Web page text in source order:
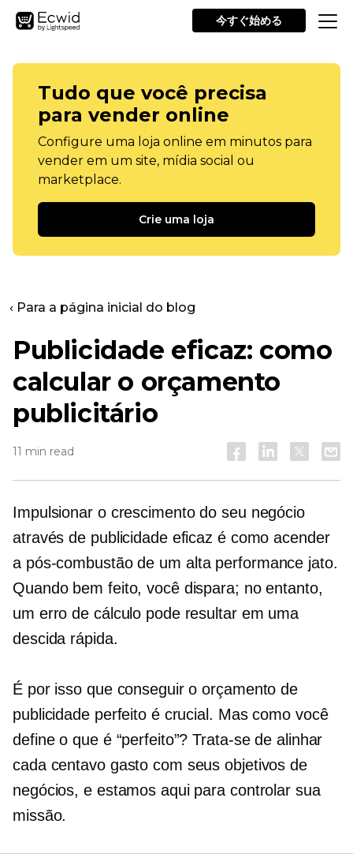
今すぐ始める
Tudo que você precisa
para vender online
Configure uma loja online em minutos para
vender em um site, mídia social ou
marketplace.
Crie uma loja
‹ Para a página inicial do blog
Publicidade eficaz: como
calcular o orçamento
publicitário
11 min read
Impulsionar o crescimento do seu negócio
através de publicidade eficaz é como acender
a pós-combustão de um alta performance jato.
Quando bem feito, você dispara; no entanto,
um erro de cálculo pode resultar em uma
descida rápida.
É por isso que conseguir o orçamento de
publicidade perfeito é crucial. Mas como você
define o que é “perfeito”? Trata-se de alinhar
cada centavo gasto com seus objetivos de
negócios, e estamos aqui para controlar sua
missão.